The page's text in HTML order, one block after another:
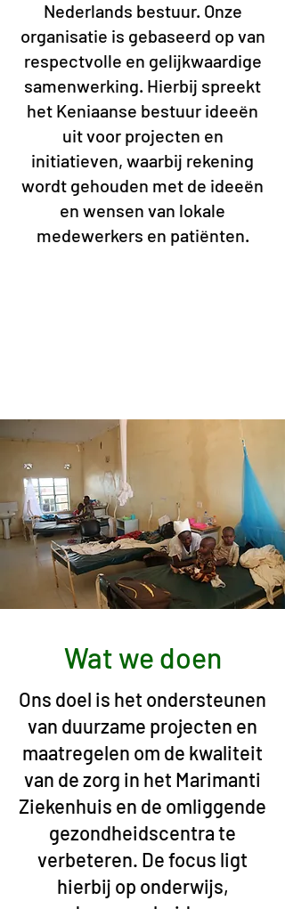
Nederlands bestuur. Onze
organisatie is gebaseerd op van
respectvolle en gelijkwaardige
samenwerking. Hierbij spreekt
het Keniaanse bestuur ideeën
uit voor projecten en
initiatieven, waarbij rekening
wordt gehouden met de ideeën
en wensen van lokale
medewerkers en patiënten.
Wat we doen
Ons doel is het ondersteunen
van duurzame projecten en
maatregelen om de kwaliteit
van de zorg in het Marimanti
Ziekenhuis en de omliggende
gezondheidscentra te
verbeteren. De focus ligt
hierbij op onderwijs,